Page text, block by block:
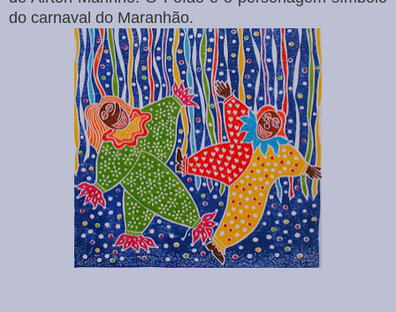
do carnaval do Maranhão.